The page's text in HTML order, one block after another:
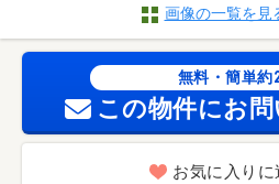
画像の一覧を見
無料・簡単約
この物件にお
お気に入りに